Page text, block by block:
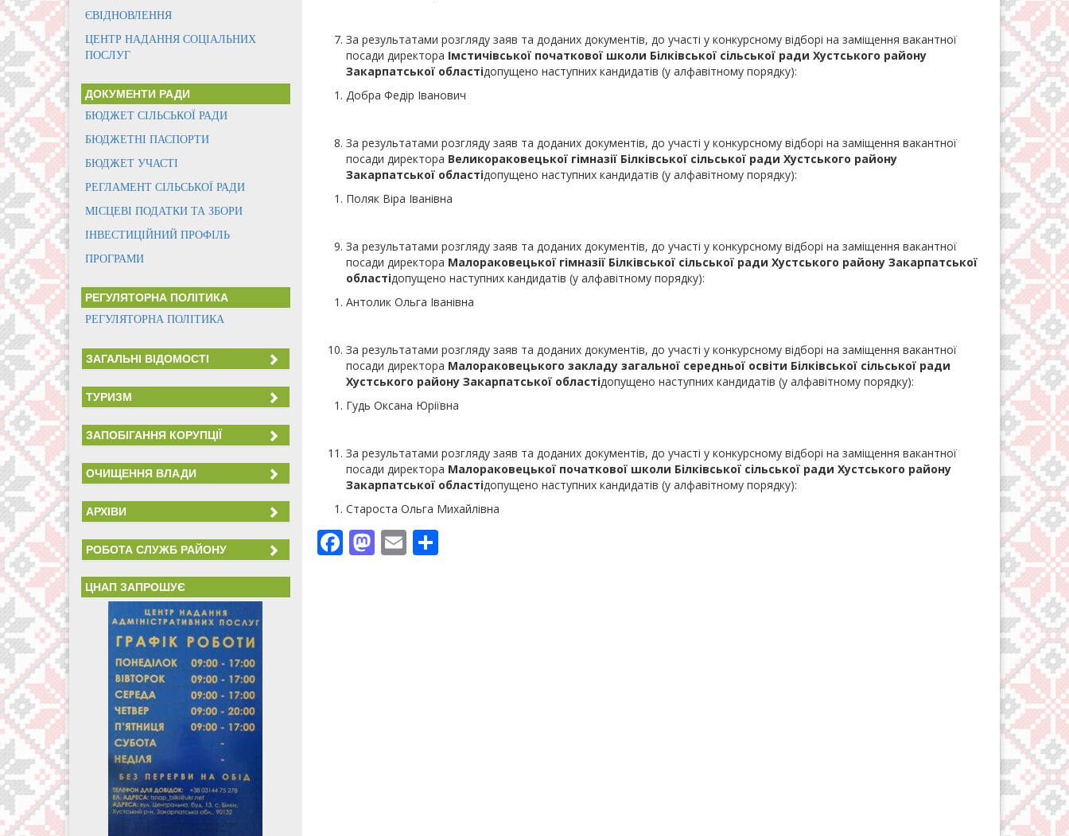
ЄВІДНОВЛЕННЯ
ЦЕНТР НАДАННЯ СОЦІАЛЬНИХ
ПОСЛУГ
ДОКУМЕНТИ РАДИ
БЮДЖЕТ СІЛЬСЬКОЇ РАДИ
БЮДЖЕТНІ ПАСПОРТИ
БЮДЖЕТ УЧАСТІ
РЕГЛАМЕНТ СІЛЬСЬКОЇ РАДИ
МІСЦЕВІ ПОДАТКИ ТА ЗБОРИ
ІНВЕСТИЦІЙНИЙ ПРОФІЛЬ
ПРОГРАМИ
РЕГУЛЯТОРНА ПОЛІТИКА
РЕГУЛЯТОРНА ПОЛІТИКА
ЗАГАЛЬНІ ВІДОМОСТІ
ТУРИЗМ
ЗАПОБІГАННЯ КОРУПЦІЇ
ОЧИЩЕННЯ ВЛАДИ
АРХІВИ
РОБОТА СЛУЖБ РАЙОНУ
ЦНАП ЗАПРОШУЄ
За результатами розгляду заяв та доданих документів, до участі у конкурсному відборі на заміщення вакантної
посади директора Імстичівськоїпочаткової школи Білківської сільської ради Хустського району
Закарпатської областідопущено наступних кандидатів (у алфавітному порядку):
Добра Федір Іванович
За результатами розгляду заяв та доданих документів, до участі у конкурсному відборі на заміщення вакантної
посади директора ВеликораковецькоїгімназіїБілківської сільської ради Хустського району
Закарпатської областідопущено наступних кандидатів (у алфавітному порядку):
Поляк Віра Іванівна
За результатами розгляду заяв та доданих документів, до участі у конкурсному відборі на заміщення вакантної
посади директора МалораковецькоїгімназіїБілківської сільської ради Хустського району Закарпатської
областідопущено наступних кандидатів (у алфавітному порядку):
Антолик Ольга Іванівна
За результатами розгляду заяв та доданих документів, до участі у конкурсному відборі на заміщення вакантної
посади директора Малораковецького закладу загальної середньої освіти Білківської сільської ради
Хустського району Закарпатської областідопущено наступних кандидатів (у алфавітному порядку):
Гудь Оксана Юріївна
За результатами розгляду заяв та доданих документів, до участі у конкурсному відборі на заміщення вакантної
посади директора Малораковецькоїпочаткової школи Білківської сільської ради Хустського району
Закарпатської областідопущено наступних кандидатів (у алфавітному порядку):
Староста Ольга Михайлівна
Facebook
Mastodon
EmailПоділитися